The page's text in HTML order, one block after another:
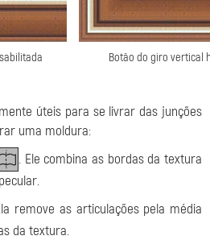
Botão do giro vertical
úteis para se livrar das junções
uma moldura:
. Ele combina as bordas da textura
remove as articulações pela média
da textura.